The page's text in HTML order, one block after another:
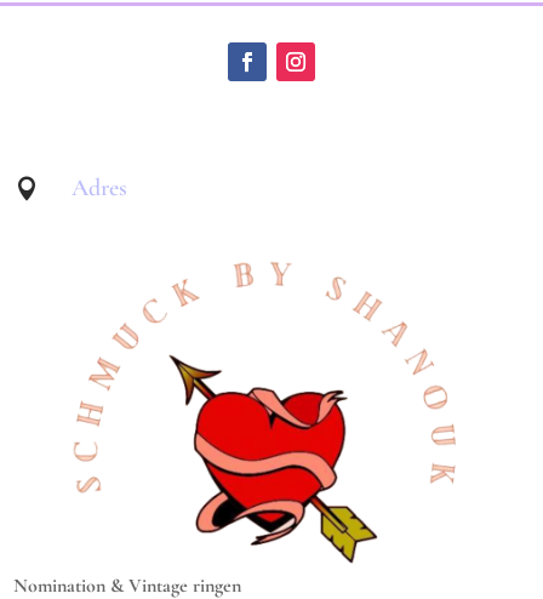
 Adres
Nomination & Vintage ringen